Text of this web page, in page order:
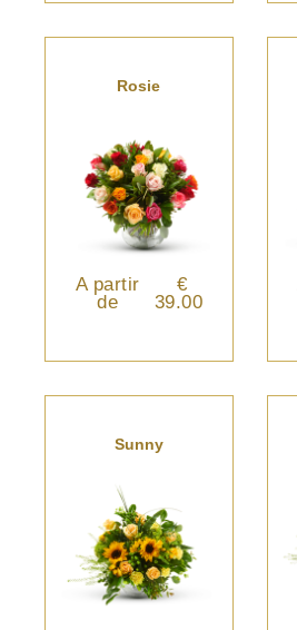
Rosie
A partir
de
€
39.00
Sunny